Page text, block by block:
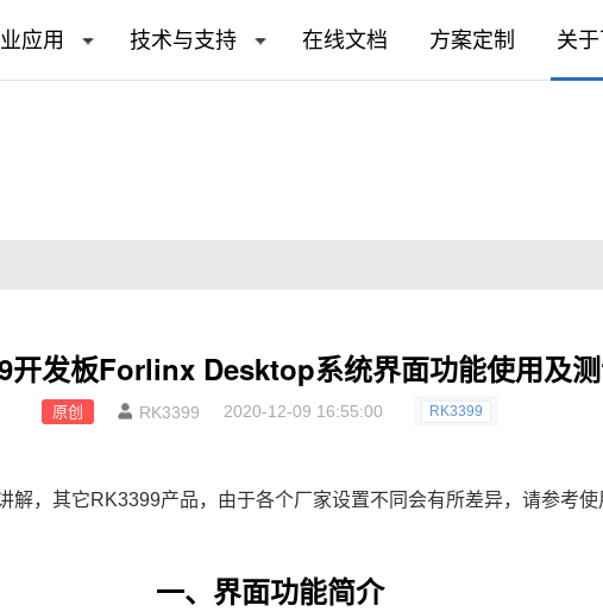
应用 技术与支持 在线文档 方案定制 关
开发板Forlinx Desktop系统界面功能使用及
原创 RK3399 2020-12-09 16:55:00 RK3399
解，其它RK3399产品，由于各个厂家设置不同会有所差异，请参考
一、界面功能简介